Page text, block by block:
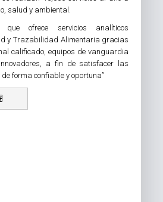
salud y ambiental.
que ofrece servicios analíticos
y Trazabilidad Alimentaria gracias
calificado, equipos de vanguardia
a fin de satisfacer las
forma confiable y oportuna”